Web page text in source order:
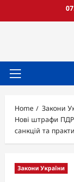
Primary
Home
Закони
Нові штрафи ПДР
санкцій та
Закони України